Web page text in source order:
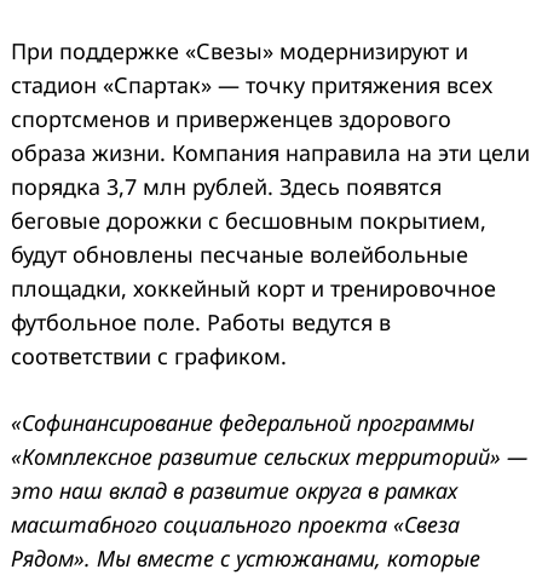
При поддержке «Свезы» модернизируют и
стадион «Спартак» — точку притяжения всех
спортсменов и приверженцев здорового
образа жизни. Компания направила на эти цели
порядка 3,7 млн рублей. Здесь появятся
беговые дорожки с бесшовным покрытием,
будут обновлены песчаные волейбольные
площадки, хоккейный корт и тренировочное
футбольное поле. Работы ведутся в
соответствии с графиком.
«Софинансирование федеральной программы
«Комплексное развитие сельских территорий» —
это наш вклад в развитие округа в рамках
масштабного социального проекта «Свеза
Рядом». Мы вместе с устюжанами, которые